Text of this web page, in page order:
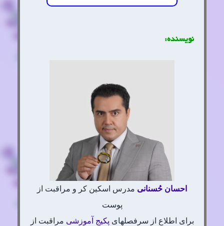
نویسنده:
احسان حُسنانی مدرس اسکین کر و مراقبت از
پوست
برای اطلاع از سرفصلهای پکیج آموزشی مراقبت از